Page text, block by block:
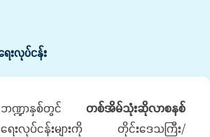
းလုပ်ငန်း
ဘဏ္ဍာနှစ်တွင် တစ်အိမ်သုံးဆိုလာစနစ်
ရေးလုပ်ငန်းများကို တိုင်းဒေသကြီး/